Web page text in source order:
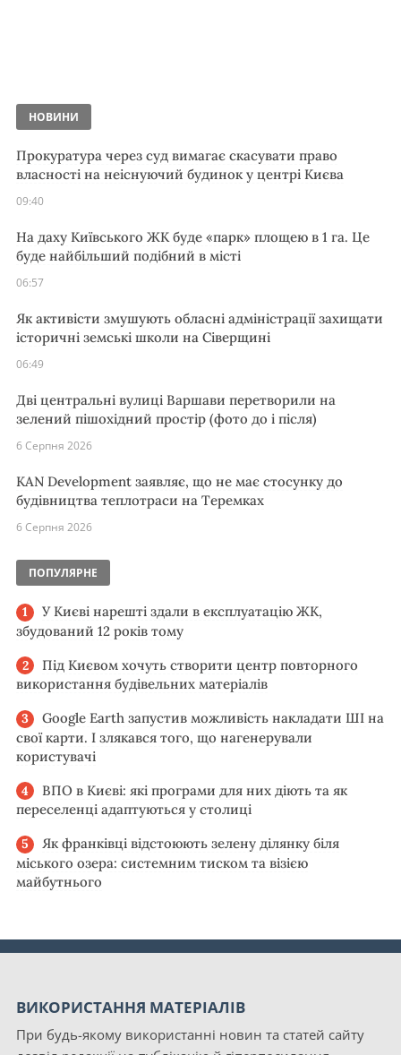
НОВИНИ
Прокуратура через суд вимагає скасувати право
власності на неіснуючий будинок у центрі Києва
09:40
На даху Київського ЖК буде «парк» площею в 1 га. Це
буде найбільший подібний в місті
06:57
Як активісти змушують обласні адміністрації захищати
історичні земські школи на Сіверщині
06:49
Дві центральні вулиці Варшави перетворили на
зелений пішохідний простір (фото до і після)
6 Серпня 2026
KAN Development заявляє, що не має стосунку до
будівництва теплотраси на Теремках
6 Серпня 2026
ПОПУЛЯРНЕ
У Києві нарешті здали в експлуатацію ЖК,
збудований 12 років тому
Під Києвом хочуть створити центр повторного
використання будівельних матеріалів
Google Earth запустив можливість накладати ШІ на
свої карти. І злякався того, що нагенерували
користувачі
ВПО в Києві: які програми для них діють та як
переселенці адаптуються у столиці
Як франківці відстоюють зелену ділянку біля
міського озера: системним тиском та візією
майбутнього
ВИКОРИСТАННЯ МАТЕРІАЛІВ
При будь-якому використанні новин та статей сайту